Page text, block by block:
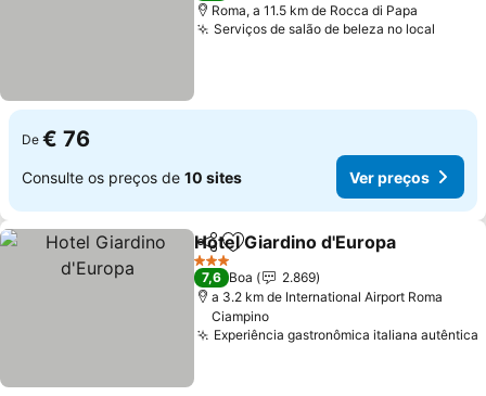
Roma, a 11.5 km de Rocca di Papa
Serviços de salão de beleza no local
De € 76
Consulte os preços de 10 sites Ver preços
PartilharAdicionar aos favoritos
Hotel Giardino d'Europa
3 Estrelas
7,6 Boa
2.869
a 3.2 km de International Airport Roma
Ciampino
Experiência gastronômica italiana autêntica